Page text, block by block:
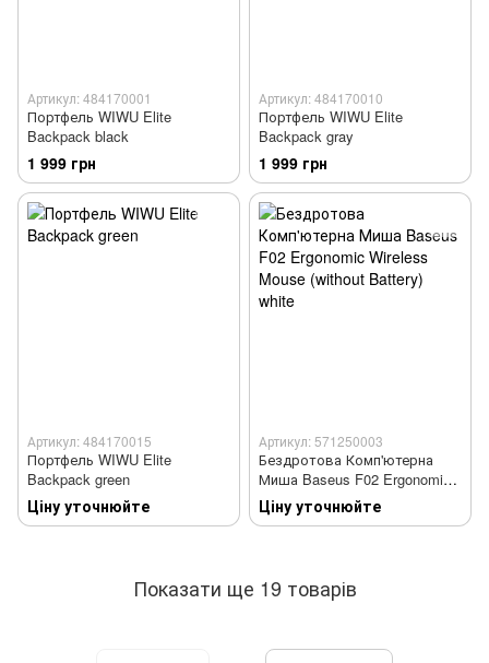
Артикул: 484170001
Портфель WIWU Elite
Backpack black
1 999 грн
Артикул: 484170010
Портфель WIWU Elite
Backpack gray
1 999 грн
Артикул: 484170015
Портфель WIWU Elite
Backpack green
Ціну уточнюйте
Артикул: 571250003
Бездротова Комп'ютерна
Миша Baseus F02 Ergonomic
Wireless Mouse (without
Battery) white
Ціну уточнюйте
Показати ще 19 товарів